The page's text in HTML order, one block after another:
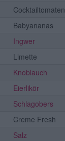
Cocktailtomaten
Babyananas
Ingwer
Limette
Knoblauch
Eierlikör
Schlagobers
Creme Fresh
Salz